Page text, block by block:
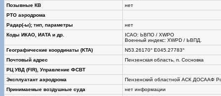
Позывные КВ
нет
РТО аэродрома
Радар(-ы); тип, параметры
нет
Коды ИКАО, ИАТА и др.
ICAO: ЬВПО / XWPO
Военный индекс: XWPD / ЬВПД.
Географические координаты (KTA)
N53.26170° E045.27783°
Почтовый адрес
Пензенская область, п. Сосновка
РЦ УВД (FIR), Управление ФСВТ
Эксплуатант аэродрома
Пензенский областной АСК ДОСААФ
Принимаемые воздушные суда
нет информации